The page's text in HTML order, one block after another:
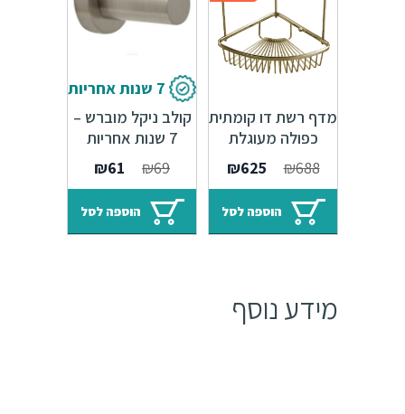
מדף רשת דו קומתית
כפולה מעוגלת
ברונזה₪688
המחיר
המקורי
היה:
₪688.
₪625
הנוכחי
הוא:
₪625.
הוספה לסל
7 שנות אחריות
קולב ניקל מוברש –
7 שנות אחריות
סדרת Amsterdam₪69
המחיר
המקורי
היה:
₪69.
₪61
הנוכחי
הוא:
₪61.
הוספה לסל
מידע נוסף